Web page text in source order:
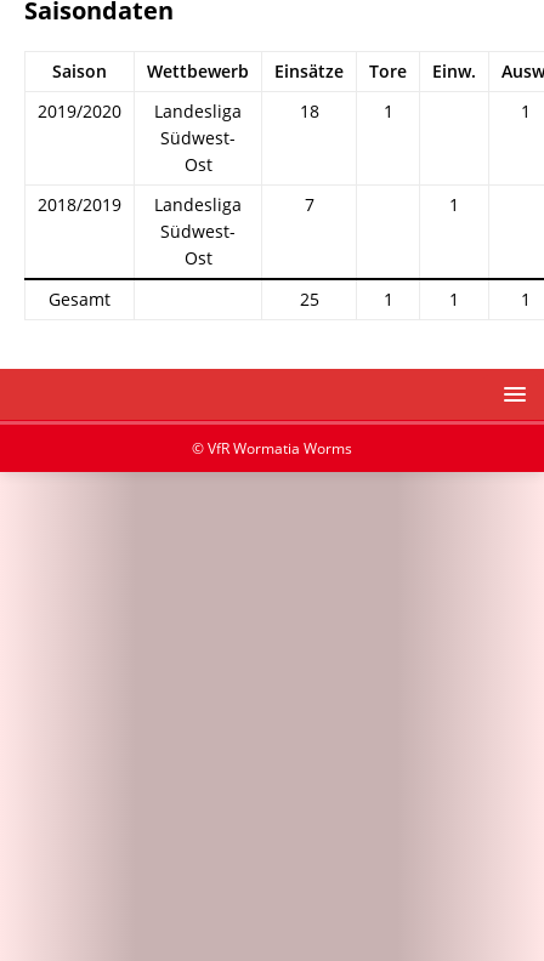
Saisondaten
Saison Wettbewerb Einsätze Tore Einw.
2019/2020
Landesliga
Südwest-
Ost
18 1 1
2018/2019
Landesliga
Südwest-
Ost
7 1
Gesamt 25 1 1 1
© VfR Wormatia Worms